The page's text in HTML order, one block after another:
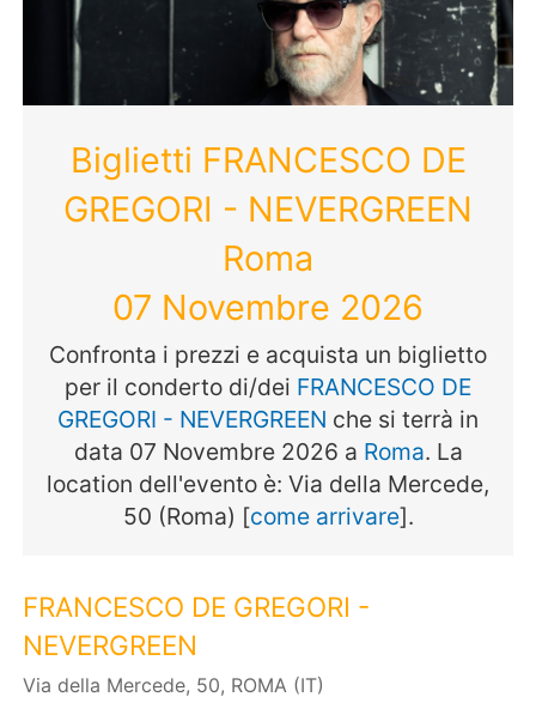
Biglietti FRANCESCO DE
GREGORI - NEVERGREEN
Roma
07 Novembre 2026
Confronta i prezzi e acquista un biglietto
per il conderto di/dei FRANCESCO DE
GREGORI - NEVERGREEN che si terrà in
data 07 Novembre 2026 a Roma. La
location dell'evento è: Via della Mercede,
50 (Roma) [come arrivare].
FRANCESCO DE GREGORI -
NEVERGREEN
Via della Mercede, 50, ROMA (IT)